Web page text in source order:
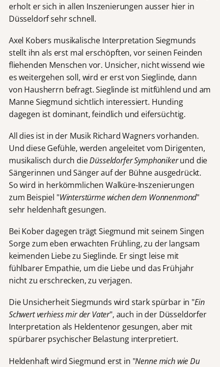
erholt er sich in allen Inszenierungen ausser hier in
Düsseldorf sehr schnell.
Axel Kobers musikalische Interpretation Siegmunds
stellt ihn als erst mal erschöpften, vor seinen Feinden
fliehenden Menschen vor. Unsicher, nicht wissend wie
es weitergehen soll, wird er erst von Sieglinde, dann
von Hausherrn befragt. Sieglinde ist mitfühlend und am
Manne Siegmund sichtlich interessiert. Hunding
dagegen ist dominant, feindlich und eifersüchtig.
All dies ist in der Musik Richard Wagners vorhanden.
Und diese Gefühle, werden angeleitet vom Dirigenten,
musikalisch durch dieDüsseldorfer Symphonikerund die
Sängerinnen und Sänger auf der Bühne ausgedrückt.
So wird in herkömmlichen Walküre-Inszenierungen
zum Beispiel "Winterstürme wichen dem Wonnenmond"
sehr heldenhaft gesungen.
Bei Kober dagegen trägt Siegmund mit seinem Singen
Sorge zum eben erwachten Frühling, zu der langsam
keimenden Liebe zu Sieglinde. Er singt leise mit
fühlbarer Empathie, um die Liebe und das Frühjahr
nicht zu erschrecken, zu verjagen.
Die Unsicherheit Siegmunds wird stark spürbar in "Ein
Schwert verhiess mir der Vater", auch in der Düsseldorfer
Interpretation als Heldentenor gesungen, aber mit
spürbarer psychischer Belastung interpretiert.
Heldenhaft wird Siegmund erst in "Nenne mich wie Du